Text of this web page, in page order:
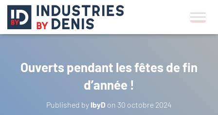
Ouverts pendant les fêtes de fin
d’année !
Published by IbyD on 30 octobre 2024